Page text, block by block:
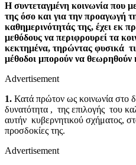
Η συντεταγμένη κοινωνία που
της όσο και για την προαγωγή
καθημερινότητάς της, έχει εκ
μεθόδους να περιφρουρεί τα
κεκτημένα, τηρώντας φυσικά
μέθοδοι μπορούν να
Advertisement
1. Κατά πρώτον ως κοινωνία στο
δυνατότητα , της επιλογής του
αυτήν κυβερνητικού σχήματος,
προσδοκίες της.
Advertisement